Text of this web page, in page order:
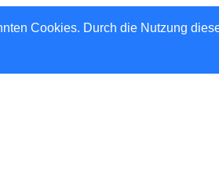
Cookies. Durch die Nutzung